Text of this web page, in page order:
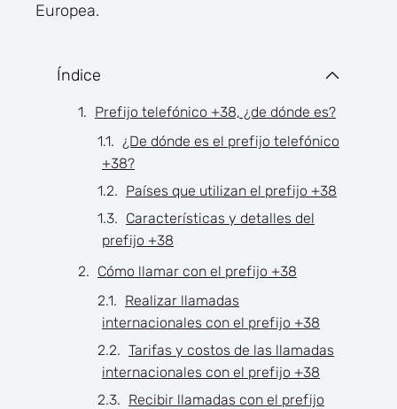
Europea.
Índice
Prefijo telefónico +38, ¿de dónde es?
¿De dónde es el prefijo telefónico
+38?
Países que utilizan el prefijo +38
Características y detalles del
prefijo +38
Cómo llamar con el prefijo +38
Realizar llamadas
internacionales con el prefijo +38
Tarifas y costos de las llamadas
internacionales con el prefijo +38
Recibir llamadas con el prefijo